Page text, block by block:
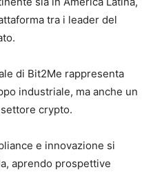
tra i leader del
di Bit2Me rappresenta
industriale, ma anche un
crypto.
e innovazione si
aprendo prospettive